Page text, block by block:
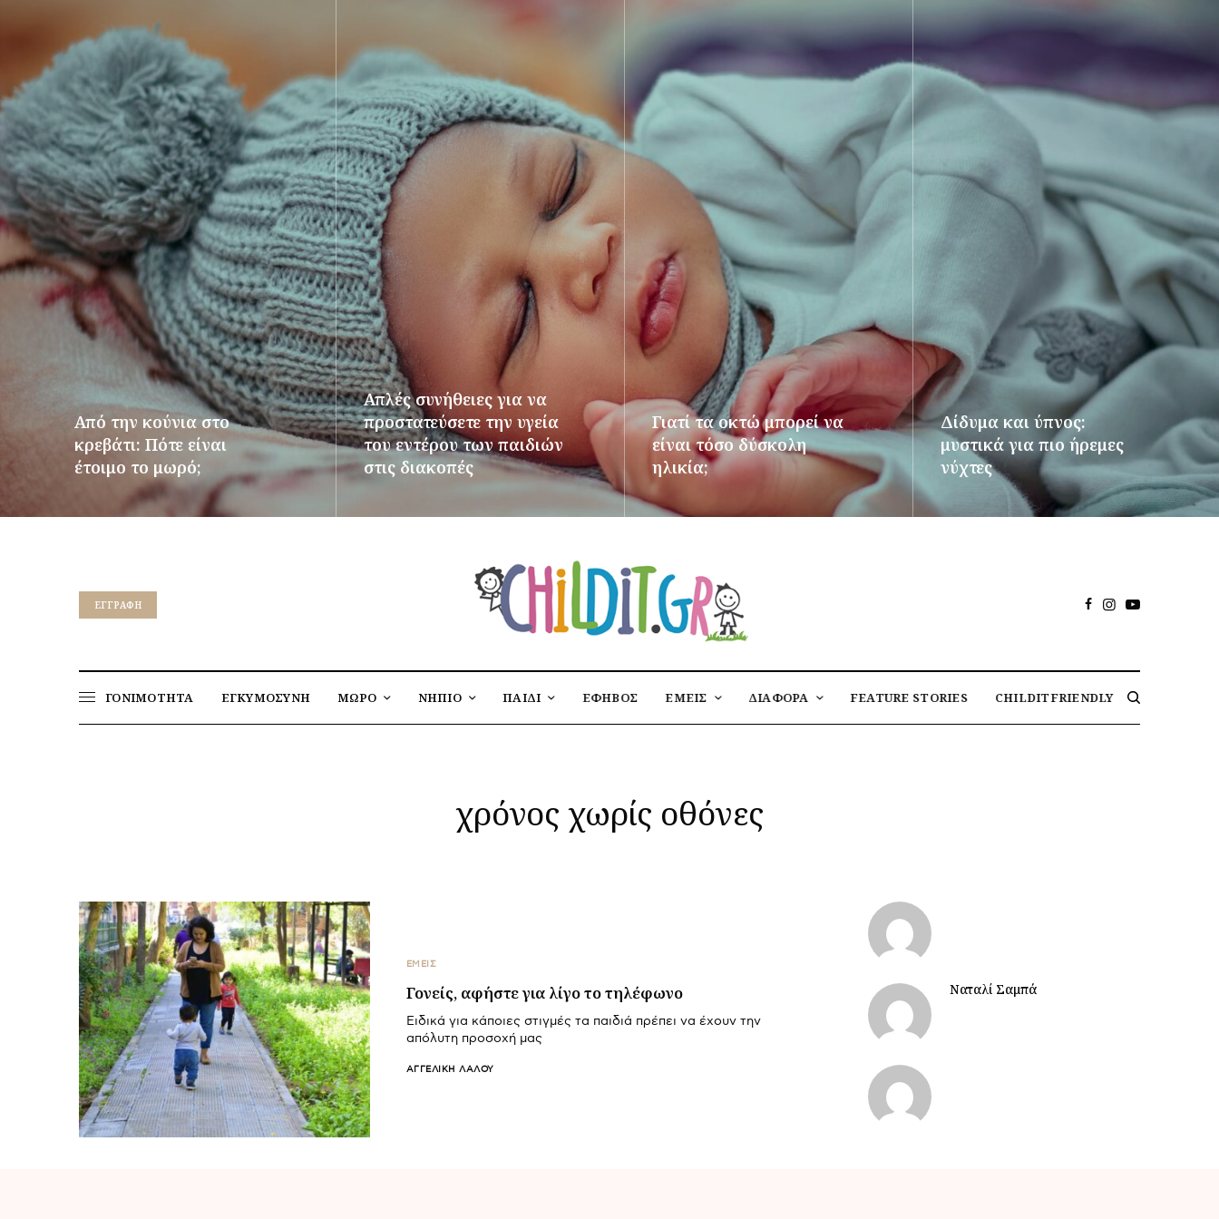
Από την κούνια στο
κρεβάτι: Πότε είναι
έτοιμο το μωρό;
Απλές συνήθειες για να
προστατεύσετε την υγεία
του εντέρου των παιδιών
στις διακοπές
Γιατί τα οκτώ μπορεί να
είναι τόσο δύσκολη
ηλικία;
ΠΕΡΙΣΣΌΤΕΡΑ
Δίδυμα και ύπνος:
μυστικά για πιο ήρεμες
νύχτες
ΠΕΡΙΣΣΌΤΕΡΑ
EΓΓΡΑΦΉ
ΓΟΝΙΜΟΤΗΤΑ ΕΓΚΥΜΟΣΥΝΗ ΜΩΡΟ ΝΗΠΙΟ ΠΑΙΔΙ ΕΦΗΒΟΣ ΕΜΕΙΣ ΔΙΑΦΟΡΑ FEATURE STORIES CHILDITFRIENDLY
χρόνος χωρίς οθόνες
ΕΜΕΙΣ
Γονείς, αφήστε για λίγο το τηλέφωνο
Ειδικά για κάποιες στιγμές τα παιδιά πρέπει να έχουν την
απόλυτη προσοχή μας
ΑΓΓΕΛΙΚΉ ΛΆΛΟΥ
Ναταλί Σαμπά